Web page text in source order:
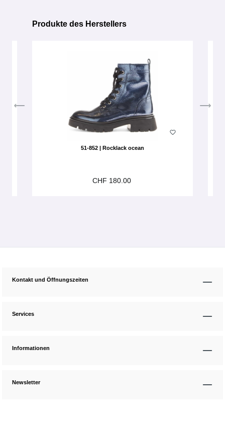
Produktgalerie überspringen
Produkte des Herstellers
51-852 | Rocklack ocean
CHF 180.00
Kontakt und Öffnungszeiten
Services
Informationen
Newsletter